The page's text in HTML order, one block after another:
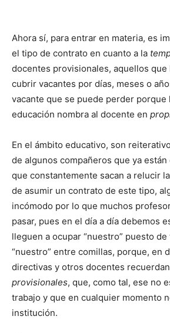
Ahora sí, para entrar en materia, es
el tipo de contrato en cuanto a la
docentes provisionales, aquellos que
cubrir vacantes por días, meses o
vacante que se puede perder porque
educación nombra al docente en
En el ámbito educativo, son
de algunos compañeros que ya están
que constantemente sacan a relucir
de asumir un contrato de este tipo,
incómodo por lo que muchos
pasar, pues en el día a día debemos
lleguen a ocupar “nuestro” puesto
“nuestro” entre comillas, porque, en
directivas y otros docentes
provisionales, que, como tal, ese no
trabajo y que en cualquier momento
institución.